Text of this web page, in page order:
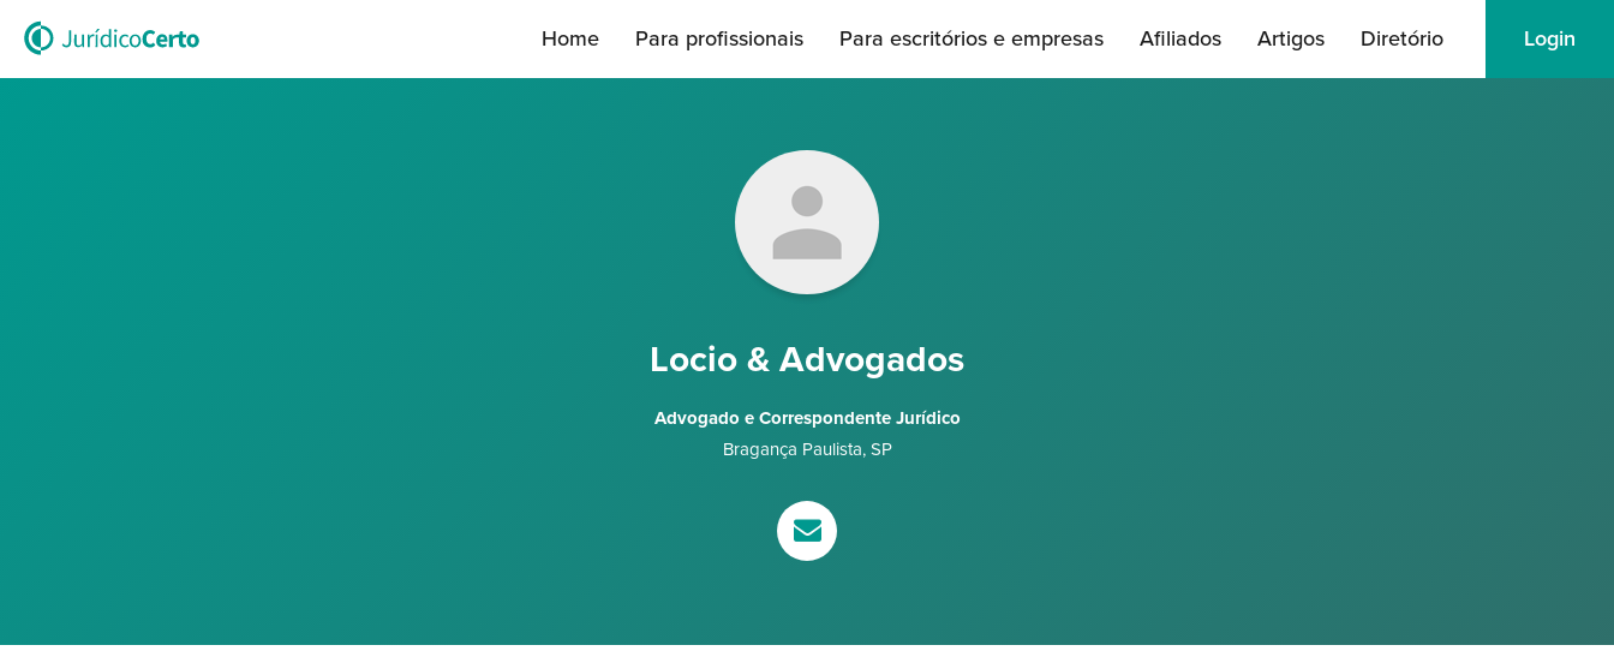
Home Para profissionais Para escritórios e empresas Afiliados Artigos Diretório Login
Locio & Advogados
Advogado e Correspondente Jurídico
Bragança Paulista, SP